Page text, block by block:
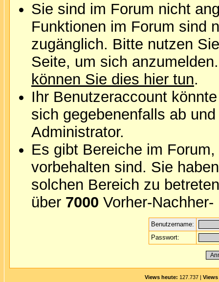
Sie sind im Forum nicht
Funktionen im Forum sind
zugänglich. Bitte nutzen
Seite, um sich
können Sie dies hier tun.
Ihr Benutzeraccount
sich gegebenenfalls ab
Administrator.
Es gibt Bereiche im
vorbehalten sind. Sie
solchen Bereich zu
über 7000 Vorher-
Benutzername:
Passwort:
Views heute: 127.737 |